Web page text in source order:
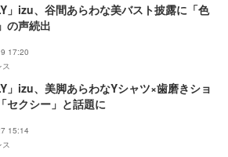
」izu、谷間あらわな美バスト披露に「色
の声続出
17:20
ス
」izu、美脚あらわなYシャツ×歯磨きショ
セクシー」と話題に
15:14
ス